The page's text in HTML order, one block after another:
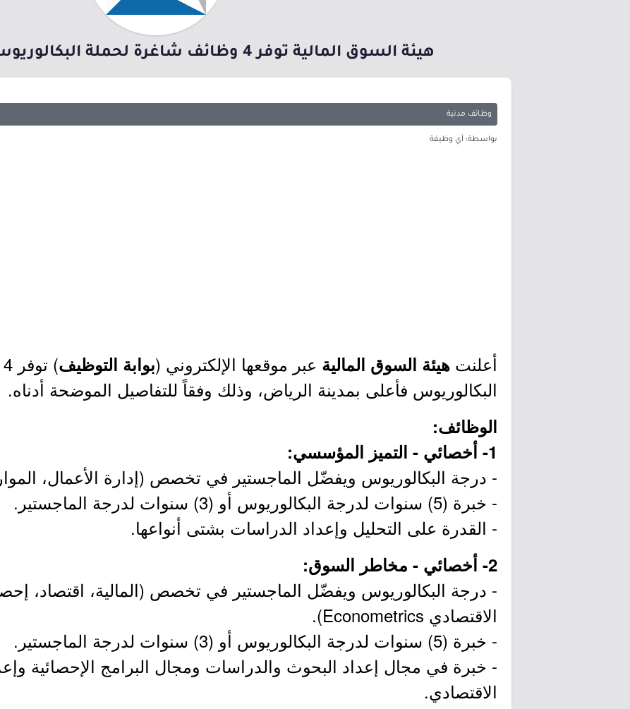
هيئة السوق المالية توفر 4 وظائف شاغرة لحملة البكالوريوس فأعلى بالرياض
وظائف مدنية
بواسطة: أي وظيفة
أعلنت هيئة السوق المالية عبر موقعها الإلكتروني (بوابة التوظيف
البكالوريوس فأعلى بمدينة الرياض، وذلك وفقاً للتفاصيل الموضحة أدناه.
الوظائف:
1- أخصائي - التميز المؤسسي:
- درجة البكالوريوس ويفضّل الماجستير في تخصص (إدارة الأعمال،
- خبرة (5) سنوات لدرجة البكالوريوس أو (3) سنوات لدرجة الماجستير.
- القدرة على التحليل وإعداد الدراسات بشتى أنواعها.
2- أخصائي - مخاطر السوق:
- درجة البكالوريوس ويفضّل الماجستير في تخصص (المالية، اقتصاد،
الاقتصادي Econometrics).
- خبرة (5) سنوات لدرجة البكالوريوس أو (3) سنوات لدرجة الماجستير.
- خبرة في مجال إعداد البحوث والدراسات ومجال البرامج الإحصائية
الاقتصادي.